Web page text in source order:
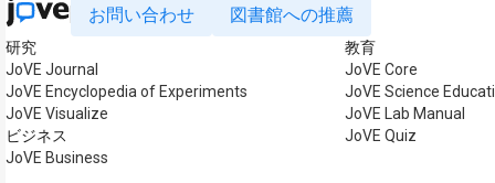
お問い合わせ 図書館への推薦
研究
JoVE Journal
JoVE Encyclopedia of Experiments
JoVE Visualize
ビジネス
JoVE Business
教育
JoVE Core
JoVE Science
JoVE Lab Manual
JoVE Quiz